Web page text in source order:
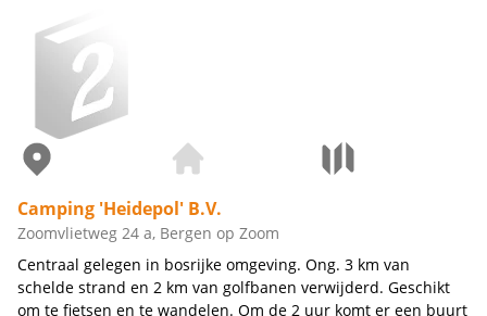
Camping 'Heidepol' B.V.
Zoomvlietweg 24 a, Bergen op Zoom
Centraal gelegen in bosrijke omgeving. Ong. 3 km van
schelde strand en 2 km van golfbanen verwijderd. Geschikt
om te fietsen en te wandelen. Om de 2 uur komt er een buurt